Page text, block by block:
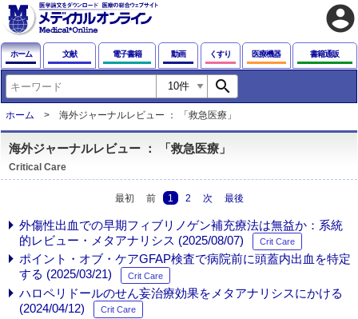
account_circle
ホーム 文献 電子書籍 動画 くすり 医療機器 書籍通販
search
ホーム 海外ジャーナルレビュー ： 「救急医療」
海外ジャーナルレビュー ： 「救急医療」
Critical Care
最初 前 1 2 次 最後
外傷性出血での早期フィブリノゲン補充療法は無益か：系統
的レビュー・メタアナリシス (2025/08/07)
Crit Care
ポイント・オブ・ケアGFAP検査で病院前に頭蓋内出血を特定
する (2025/03/21)
Crit Care
ハロペリドールのせん妄治療効果をメタアナリシスにかける
(2024/04/12)
Crit Care